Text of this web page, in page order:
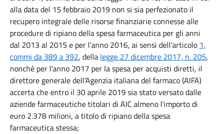
alla data del 15 febbraio 2019 non si sia perfezionato il
recupero integrale delle risorse finanziarie connesse alle
procedure di ripiano della spesa farmaceutica per gli anni
dal 2013 al 2015 e per l'anno 2016, ai sensi dell'articolo 1,
commi da 389 a 392, della legge 27 dicembre 2017, n. 205,
nonché per l'anno 2017 per la spesa per acquisti diretti, il
direttore generale dell'Agenzia italiana del farmaco (AIFA)
accerta che entro il 30 aprile 2019 sia stato versato dalle
aziende farmaceutiche titolari di AIC almeno l'importo di
euro 2.378 milioni, a titolo di ripiano della spesa
farmaceutica stessa;